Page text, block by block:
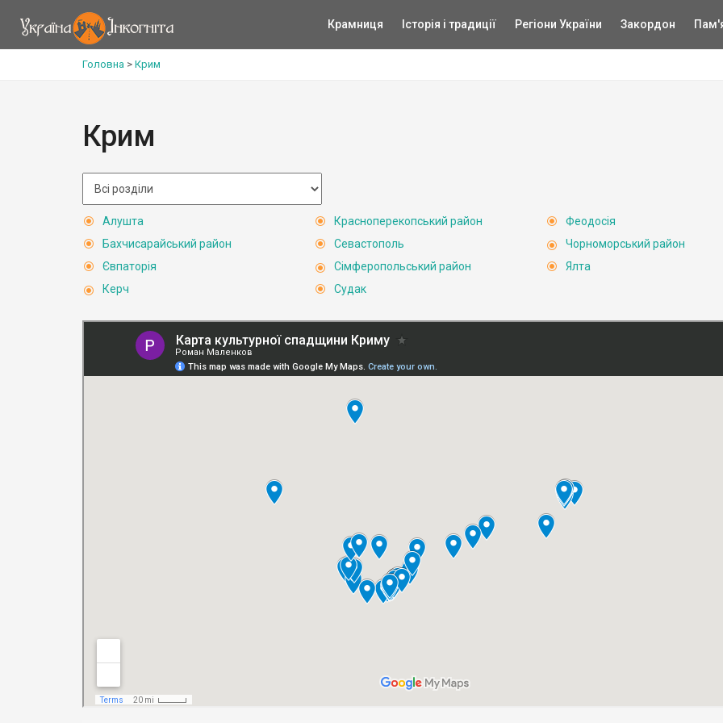
Крамниця Історія і традиції Регіони України Закордон
Головна > Крим
Крим
Алушта
Бахчисарайський район
Євпаторія
Керч
Красноперекопський район
Севастополь
Сімферопольський район
Судак
Феодосія
Чорноморський район
Ялта